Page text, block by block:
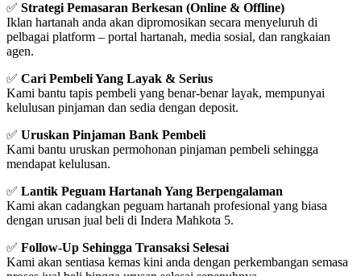
✅ Strategi Pemasaran Berkesan (Online & Offline)
Iklan hartanah anda akan dipromosikan secara menyeluruh di
pelbagai platform – portal hartanah, media sosial, dan rangkaian
agen.
✅ Cari Pembeli Yang Layak & Serius
Kami bantu tapis pembeli yang benar-benar layak, mempunyai
kelulusan pinjaman dan sedia dengan deposit.
✅ Uruskan Pinjaman Bank Pembeli
Kami bantu uruskan permohonan pinjaman pembeli sehingga
mendapat kelulusan.
✅ Lantik Peguam Hartanah Yang Berpengalaman
Kami akan cadangkan peguam hartanah profesional yang biasa
dengan urusan jual beli di Indera Mahkota 5.
✅ Follow-Up Sehingga Transaksi Selesai
Kami akan sentiasa kemas kini anda dengan perkembangan semasa